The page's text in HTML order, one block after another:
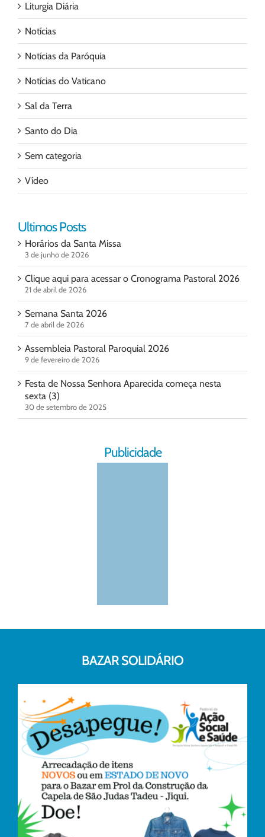
Liturgia Diária
Notícias
Notícias da Paróquia
Notícias do Vaticano
Sal da Terra
Santo do Dia
Sem categoria
Vídeo
Ultimos Posts
Horários da Santa Missa
3 de junho de 2026
Clique aqui para acessar o Cronograma Pastoral 2026
21 de abril de 2026
Semana Santa 2026
7 de abril de 2026
Assembleia Pastoral Paroquial 2026
9 de fevereiro de 2026
Festa de Nossa Senhora Aparecida começa nesta
sexta (3)
30 de setembro de 2025
Publicidade
BAZAR SOLIDÁRIO